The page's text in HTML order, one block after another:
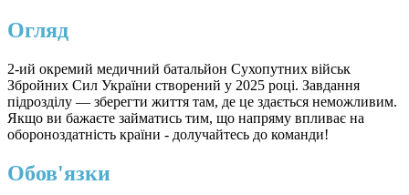
Огляд
2-ий окремий медичний батальйон Сухопутних військ
Збройних Сил України створений у 2025 році. Завдання
підрозділу — зберегти життя там, де це здається неможливим.
Якщо ви бажаєте займатись тим, що напряму впливає на
обороноздатність країни - долучайтесь до команди!
Обов'язки